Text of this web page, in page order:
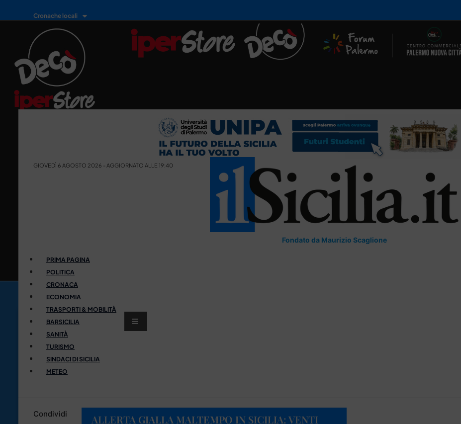
Cronache locali
GIOVEDÌ 6 AGOSTO 2026 - AGGIORNATO ALLE 19:40
Fondato da Maurizio Scaglione
PRIMA PAGINA
POLITICA
CRONACA
ECONOMIA
TRASPORTI & MOBILITÀ
BARSICILIA
SANITÀ
TURISMO
SINDACI DI SICILIA
METEO
Condividi
ALLERTA GIALLA MALTEMPO IN SICILIA: VENTI